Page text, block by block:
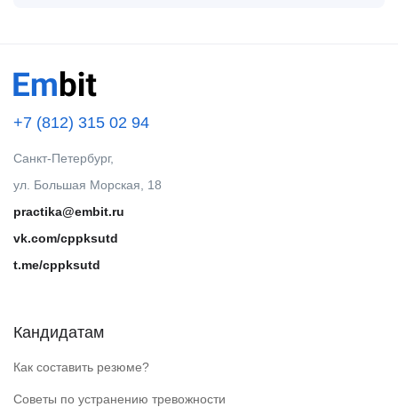
+7 (812) 315 02 94
Санкт-Петербург,
ул. Большая Морская, 18
practika@embit.ru
vk.com/cppksutd
t.me/cppksutd
Кандидатам
Как составить резюме?
Советы по устранению тревожности